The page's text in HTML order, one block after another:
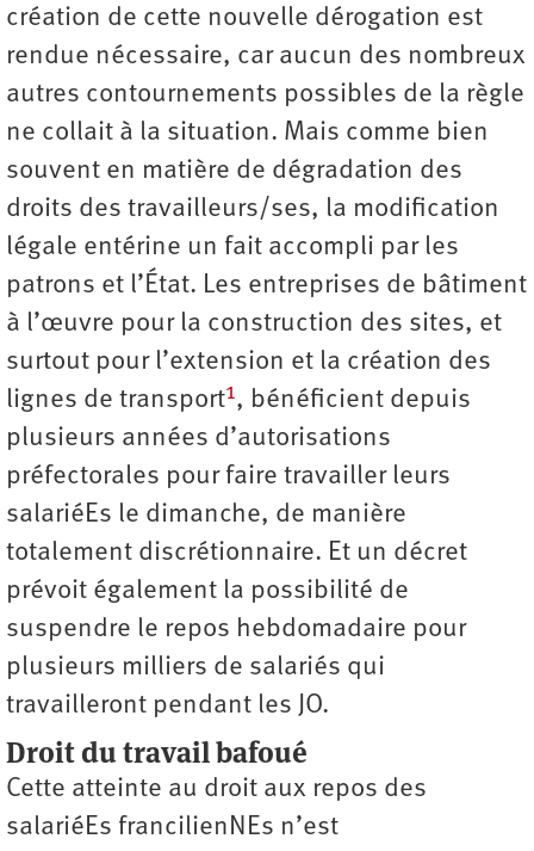
création de cette nouvelle dérogation est
rendue nécessaire, car aucun des nombreux
autres contournements possibles de la règle
ne collait à la situation. Mais comme bien
souvent en matière de dégradation des
droits des travailleurs/ses, la modification
légale entérine un fait accompli par les
patrons et l’État. Les entreprises de bâtiment
à l’œuvre pour la construction des sites, et
surtout pour l’extension et la création des
lignes de transport1, bénéficient depuis
plusieurs années d’autorisations
préfectorales pour faire travailler leurs
salariéEs le dimanche, de manière
totalement discrétionnaire. Et un décret
prévoit également la possibilité de
suspendre le repos hebdomadaire pour
plusieurs milliers de salariés qui
travailleront pendant les JO.
Droit du travail bafoué
Cette atteinte au droit aux repos des
salariéEs francilienNEs n’est